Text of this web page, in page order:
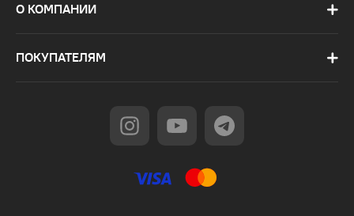
О КОМПАНИИ
ПОКУПАТЕЛЯМ